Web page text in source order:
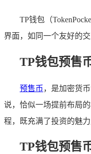
TP钱包（
界面，如同一个友好的
TP钱包预售
预售币 ，是加密货
说，恰似一场提前布局
程，既充满了投资的魅
TP钱包预售